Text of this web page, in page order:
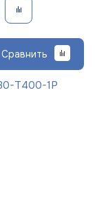
Сравнить
Т400-1Р